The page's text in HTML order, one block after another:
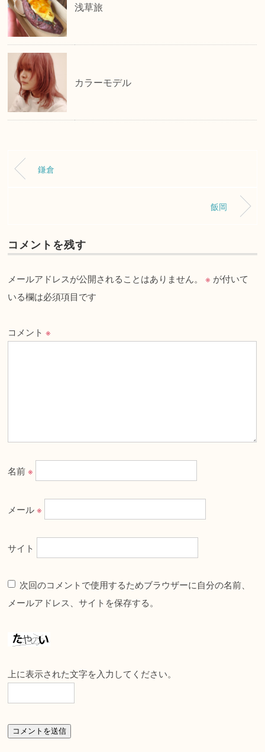
浅草旅
カラーモデル
鎌倉
飯岡
コメントを残す
メールアドレスが公開されることはありません。 ※ が付いて
いる欄は必須項目です
コメント※
名前※
メール※
サイト
次回のコメントで使用するためブラウザーに自分の名前、
メールアドレス、サイトを保存する。
上に表示された文字を入力してください。